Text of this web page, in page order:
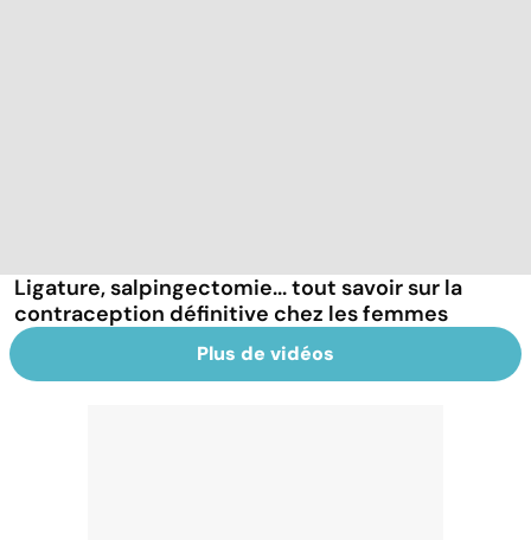
Ligature, salpingectomie... tout savoir sur la
contraception définitive chez les femmes
Plus de vidéos